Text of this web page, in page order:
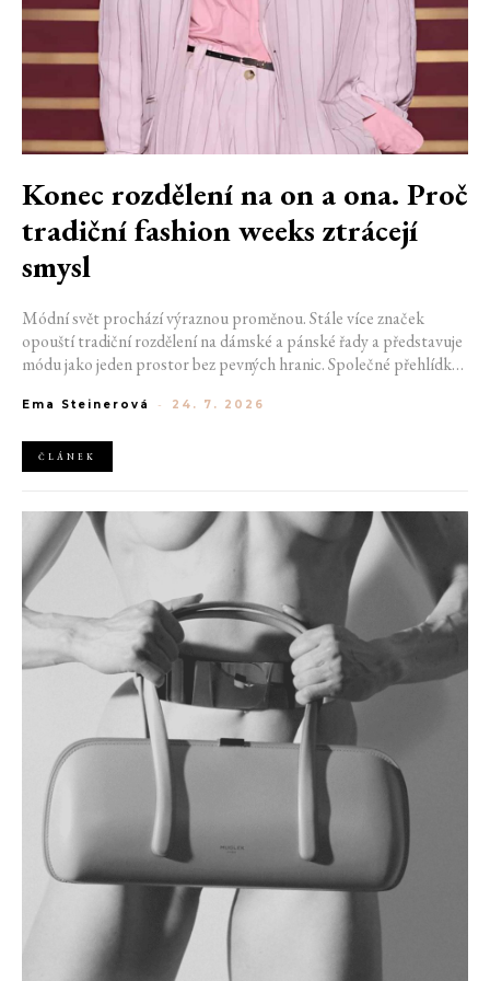
Konec rozdělení na on a ona. Proč
tradiční fashion weeks ztrácejí
smysl
Módní svět prochází výraznou proměnou. Stále více značek
opouští tradiční rozdělení na dámské a pánské řady a představuje
módu jako jeden prostor bez pevných hranic. Společné přehlídky,
klasické týdny módy mohou brzy vypadat úplně jinak.
Ema Steinerová - 24. 7. 2026
ČLÁNEK